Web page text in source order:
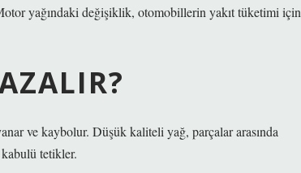
yağındaki değişiklik, otomobillerin yakıt tüketimi için
ve kaybolur. Düşük kaliteli yağ, parçalar arasında
tetikler.